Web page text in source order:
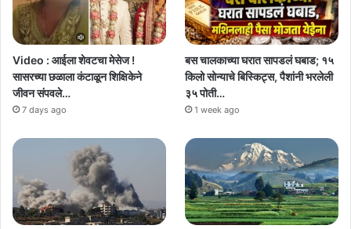
Video : आईला शेवटचा मेसेज !
सासरच्या छळाला कंटाळून शिक्षिकेने
जीवन संपवले…
7 days ago
बस चालकाच्या घरात सापडलं घबाड; १५
किलो सोन्याचे बिस्किट्स, पैशांनी भरलेली
३५ पोती…
1 week ago